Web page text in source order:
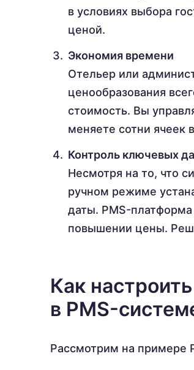
в условиях выбора
ценой.
Экономия времени
Отельер или
ценообразования
стоимость. Вы
меняете сотни ячеек
Контроль ключевых
Несмотря на то, что
ручном режиме
даты. PMS-
повышении цены.
Как
в PMS-
Рассмотрим на примере